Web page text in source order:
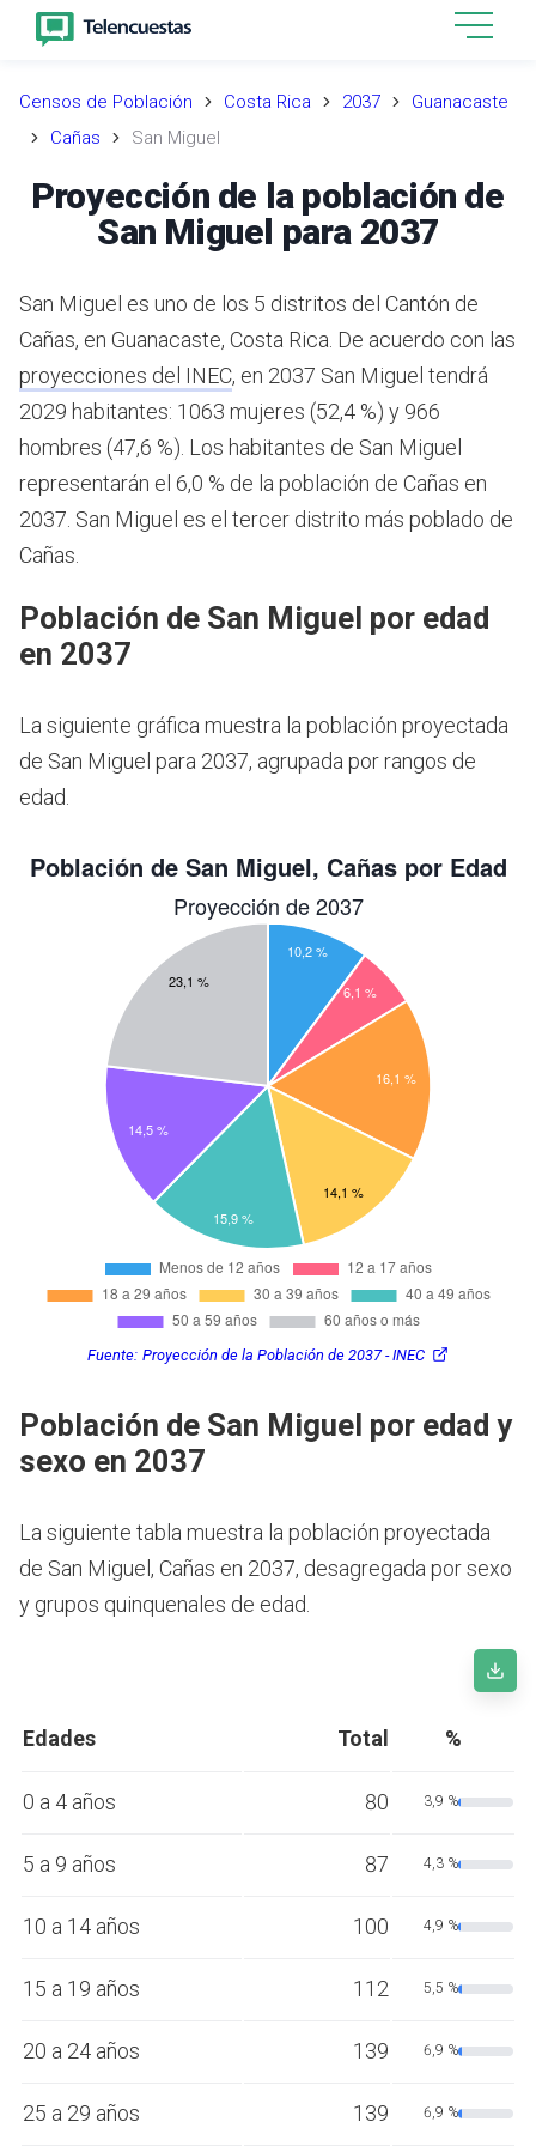
Censos de Población Costa Rica 2037
Guanacaste
Cañas
San Miguel
Proyección de la población de
San Miguel para 2037
San Miguel es uno de los 5 distritos del Cantón de
Cañas, en Guanacaste, Costa Rica. De acuerdo con las
proyecciones del INEC, en 2037 San Miguel tendrá
2029 habitantes: 1063 mujeres (52,4 %) y 966
hombres (47,6 %). Los habitantes de San Miguel
representarán el 6,0 % de la población de Cañas en
2037. San Miguel es el tercer distrito más poblado de
Cañas.
Población de San Miguel por edad
en 2037
La siguiente gráfica muestra la población proyectada
de San Miguel para 2037, agrupada por rangos de
edad.
Fuente: Proyección de la Población de 2037 - INEC
Población de San Miguel por edad y
sexo en 2037
La siguiente tabla muestra la población proyectada
de San Miguel, Cañas en 2037, desagregada por sexo
y grupos quinquenales de edad.
Edades Total %
0 a 4 años 80 3,9 %
5 a 9 años 87 4,3 %
10 a 14 años 100 4,9 %
15 a 19 años 112 5,5 %
20 a 24 años 139 6,9 %
25 a 29 años 139 6,9 %